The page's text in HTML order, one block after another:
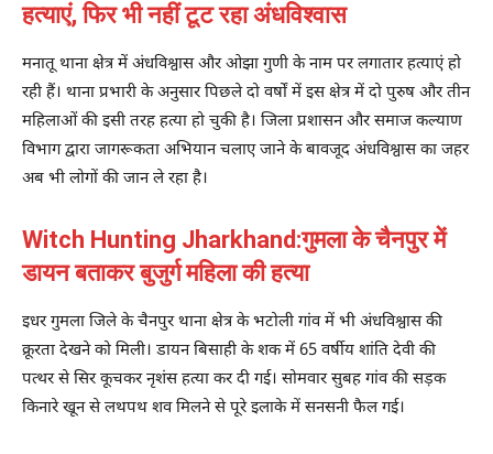
हत्याएं, फिर भी नहीं टूट रहा अंधविश्वास
मनातू थाना क्षेत्र में अंधविश्वास और ओझा गुणी के नाम पर लगातार हत्याएं हो
रही हैं। थाना प्रभारी के अनुसार पिछले दो वर्षों में इस क्षेत्र में दो पुरुष और तीन
महिलाओं की इसी तरह हत्या हो चुकी है। जिला प्रशासन और समाज कल्याण
विभाग द्वारा जागरूकता अभियान चलाए जाने के बावजूद अंधविश्वास का जहर
अब भी लोगों की जान ले रहा है।
Witch Hunting Jharkhand:गुमला के चैनपुर में
डायन बताकर बुजुर्ग महिला की हत्या
इधर गुमला जिले के चैनपुर थाना क्षेत्र के भटोली गांव में भी अंधविश्वास की
क्रूरता देखने को मिली। डायन बिसाही के शक में 65 वर्षीय शांति देवी की
पत्थर से सिर कूचकर नृशंस हत्या कर दी गई। सोमवार सुबह गांव की सड़क
किनारे खून से लथपथ शव मिलने से पूरे इलाके में सनसनी फैल गई।